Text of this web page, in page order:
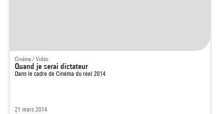
Cinéma / Vidéo
Quand je serai dictateur
Dans le cadre de Cinéma du réel 2014
21 mars 2014